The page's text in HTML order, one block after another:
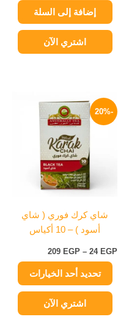
إضافة إلى السلة
اشتري الآن
-20%
شاي كرك فوري ( شاي
أسود ) – 10 أكياس
24 EGP
–
209 EGP
من
خلال
تحديد أحد الخيارات
هناك
العديد
من
المختلفة
اختيار
الخيارات
صفحة
المنتج
اشتري الآن